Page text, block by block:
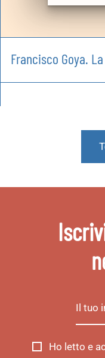
Francisco Goya.
Ho letto e